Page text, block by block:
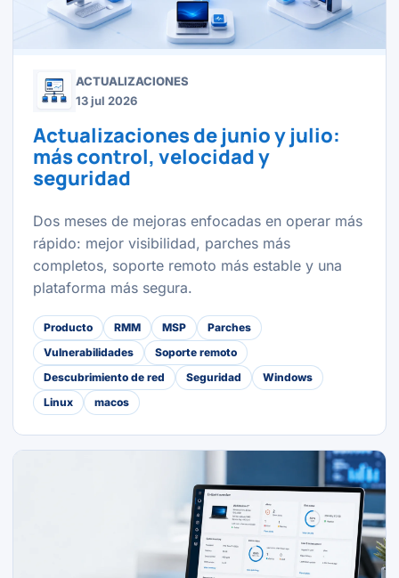
ACTUALIZACIONES
13 jul 2026
Actualizaciones de junio y julio:
más control, velocidad y
seguridad
Dos meses de mejoras enfocadas en operar más
rápido: mejor visibilidad, parches más
completos, soporte remoto más estable y una
plataforma más segura.
Producto RMM MSP
Parches
Vulnerabilidades
Soporte remoto
Descubrimiento de red
Seguridad
Windows
Linux
macos